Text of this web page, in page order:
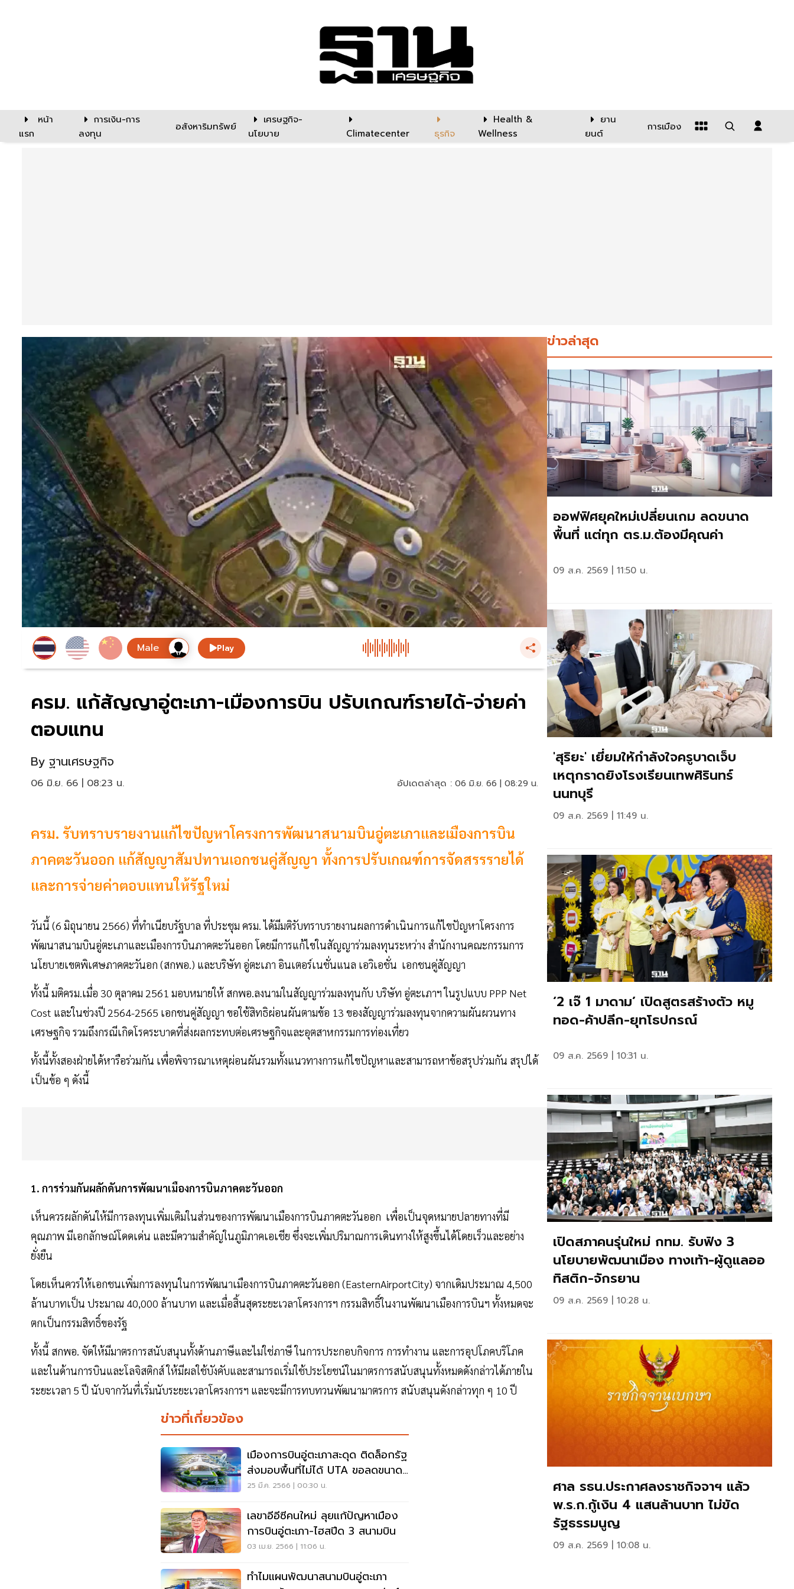
หน้า
แรก
การเงิน-การ
ลงทุน
อสังหาริมทรัพย์
เศรษฐกิจ-
นโยบาย
Climatecenter ธุรกิจ
Health &
Wellness
ยาน
ยนต์
การเมือง
Play
ครม. แก้สัญญาอู่ตะเภา-เมืองการบิน ปรับเกณฑ์รายได้-จ่ายค่า
ตอบแทน
By ฐานเศรษฐกิจ
06 มิ.ย. 66 | 08:23 น. อัปเดตล่าสุด : 06 มิ.ย. 66 | 08:29 น.
ครม. รับทราบรายงานแก้ไขปัญหาโครงการพัฒนาสนามบินอู่ตะเภาและเมืองการบิน
ภาคตะวันออก แก้สัญญาสัมปทานเอกชนคู่สัญญา ทั้งการปรับเกณฑ์การจัดสรรรายได้
และการจ่ายค่าตอบแทนให้รัฐใหม่
วันนี้ (6 มิถุนายน 2566) ที่ทำเนียบรัฐบาล ที่ประชุม ครม. ได้มีมติรับทราบรายงานผลการดำเนินการแก้ไขปัญหาโครงการ
พัฒนาสนามบินอู่ตะเภาและเมืองการบินภาคตะวันออก โดยมีการแก้ไขในสัญญาร่วมลงทุนระหว่าง สำนักงานคณะกรรมการ
นโยบายเขตพิเศษภาคตะวันอก (สกพอ.) และบริษัท อู่ตะเภา อินเตอร์เนชั่นแนล เอวิเอชั่น เอกชนคู่สัญญา
ทั้งนี้ มติครม.เมื่อ 30 ตุลาคม 2561 มอบหมายให้ สกพอ.ลงนามในสัญญาร่วมลงทุนกับ บริษัท อู่ตะเภาฯ ในรูปแบบ PPP Net
Cost และในช่วงปี 2564-2565 เอกชนคู่สัญญา ขอใช้สิทธิผ่อนผันตามข้อ 13 ของสัญญาร่วมลงทุนจากความผันผวนทาง
เศรษฐกิจ รวมถึงกรณีเกิดโรคระบาดที่ส่งผลกระทบต่อเศรษฐกิจและอุตสาหกรรมการท่องเที่ยว
ทั้งนี้ทั้งสองฝ่ายได้หารือร่วมกัน เพื่อพิจารณาเหตุผ่อนผันรวมทั้งแนวทางการแก้ไขปัญหาและสามารถหาข้อสรุปร่วมกัน สรุปได้
เป็นข้อ ๆ ดังนี้
1. การร่วมกันผลักดันการพัฒนาเมืองการบินภาคตะวันออก
เห็นควรผลักดันให้มีการลงทุนเพิ่มเติมในส่วนของการพัฒนาเมืองการบินภาคตะวันออก เพื่อเป็นจุดหมายปลายทางที่มี
คุณภาพ มีเอกลักษณ์โดดเด่น และมีความสำคัญในภูมิภาคเอเชีย ซึ่งจะเพิ่มปริมาณการเดินทางให้สูงขึ้นได้โดยเร็วและอย่าง
ยั่งยืน
โดยเห็นควรให้เอกชนเพิ่มการลงทุนในการพัฒนาเมืองการบินภาคตะวันออก (EasternAirportCity) จากเดิมประมาณ 4,500
ล้านบาทเป็น ประมาณ 40,000 ล้านบาท และเมื่อสิ้นสุดระยะเวลาโครงการฯ กรรมสิทธิ์ในงานพัฒนาเมืองการบินฯ ทั้งหมดจะ
ตกเป็นกรรมสิทธิ์ของรัฐ
ทั้งนี้ สกพอ. จัดให้มีมาตรการสนับสนุนทั้งด้านภาษีและไม่ใช่ภาษี ในการประกอบกิจการ การทำงาน และการอุปโภคบริโภค
และในด้านการบินและโลจิสติกส์ ให้มีผลใช้บังคับและสามารถเริ่มใช้ประโยชน์ในมาตรการสนับสนุนทั้งหมดดังกล่าวได้ภายใน
ระยะเวลา 5 ปี นับจากวันที่เริ่มนับระยะเวลาโครงการฯ และจะมีการทบทวนพัฒนามาตรการ สนับสนุนดังกล่าวทุก ๆ 10 ปี
ข่าวที่เกี่ยวข้อง
เมืองการบินอู่ตะเภาสะดุด ติดล็อกรัฐ
ส่งมอบพื้นที่ไม่ได้ UTA ขอลดขนาด
เฟส1
25 มี.ค. 2566 | 00:30 น.
เลขาอีอีซีคนใหม่ ลุยแก้ปัญหาเมือง
การบินอู่ตะเภา-ไฮสปีด 3 สนามบิน
03 เม.ย. 2566 | 11:06 น.
ทำไมแผนพัฒนาสนามบินอู่ตะเภา
ข่าวล่าสุด
ออฟฟิศยุคใหม่เปลี่ยนเกม ลดขนาด
พื้นที่ แต่ทุก ตร.ม.ต้องมีคุณค่า
09 ส.ค. 2569 | 11:50 น.
'สุริยะ' เยี่ยมให้กำลังใจครูบาดเจ็บ
เหตุกราดยิงโรงเรียนเทพศิรินทร์
นนทบุรี
09 ส.ค. 2569 | 11:49 น.
‘2 เจ๊ 1 มาดาม’ เปิดสูตรสร้างตัว หมู
ทอด-ค้าปลีก-ยุทโธปกรณ์
09 ส.ค. 2569 | 10:31 น.
เปิดสภาคนรุ่นใหม่ กทม. รับฟัง 3
นโยบายพัฒนาเมือง ทางเท้า-ผู้ดูแลออ
ทิสติก-จักรยาน
09 ส.ค. 2569 | 10:28 น.
ศาล รธน.ประกาศลงราชกิจจาฯ แล้ว
พ.ร.ก.กู้เงิน 4 แสนล้านบาท ไม่ขัด
รัฐธรรมนูญ
09 ส.ค. 2569 | 10:08 น.